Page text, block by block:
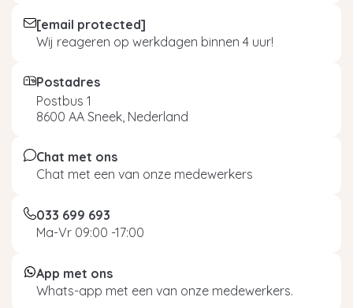
[email protected]
Wij reageren op werkdagen binnen 4 uur!
Postadres
Postbus 1
8600 AA Sneek, Nederland
Chat met ons
Chat met een van onze medewerkers
033 699 693
Ma-Vr 09:00 -17:00
App met ons
Whats-app met een van onze medewerkers.